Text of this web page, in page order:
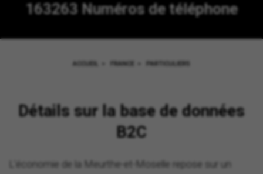
163263 Numéros de téléphone
Détails sur la base de données
B2C
L'économie de la Meurthe-et-Moselle repose sur un